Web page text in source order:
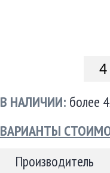
В НАЛИЧИИ: более
ВАРИАНТЫ
Производитель